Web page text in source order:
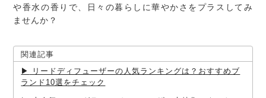
や香水の香りで、日々の暮らしに華やかさをプラスしてみ
ませんか？
関連記事
リードディフューザーの人気ランキングは？おすすめブ
ランド10選をチェック